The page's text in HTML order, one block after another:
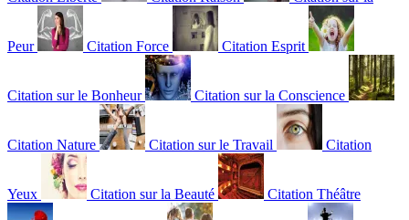
Peur Citation Force Citation Esprit
Citation sur le Bonheur Citation sur la Conscience
Citation Nature Citation sur le Travail Citation
Yeux Citation sur la Beauté Citation Théâtre